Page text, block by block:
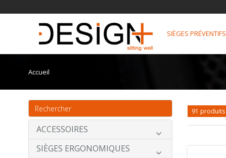
SIÈGES PRÉVENTIFS
Accueil
ACCESSOIRES
SIÈGES ERGONOMIQUES
91 produits